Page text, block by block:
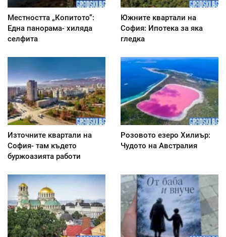
Местността „Копитото“:
Една панорама- хиляда
селфита
Южните квартали на
София: Ипотека за яка
гледка
Източните квартали на
София- там където
буржоазията работи
Розовото езеро Хилиър:
Чудото на Австралия